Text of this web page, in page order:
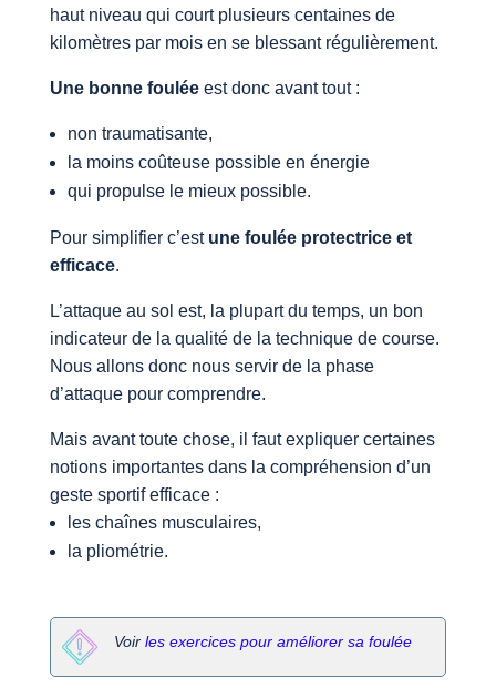
haut niveau qui court plusieurs centaines de
kilomètres par mois en se blessant régulièrement.
Une bonne fouléeest donc avant tout :
non traumatisante,
la moins coûteuse possible en énergie
qui propulse le mieux possible.
Pour simplifier c’est une foulée protectrice et
efficace.
L’attaque au sol est, la plupart du temps, un bon
indicateur de la qualité de la technique de course.
Nous allons donc nous servir de la phase
d’attaque pour comprendre.
Mais avant toute chose, il faut expliquer certaines
notions importantes dans la compréhension d’un
geste sportif efficace :
les chaînes musculaires,
la pliométrie.
Voir les exercices pour améliorer sa foulée